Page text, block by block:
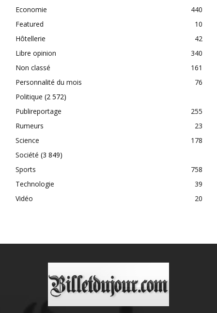
Economie
440
Featured
10
Hôtellerie
42
Libre opinion
340
Non classé
161
Personnalité du mois
76
Politique (2 572)
Publireportage
255
Rumeurs
23
Science
178
Société (3 849)
Sports
758
Technologie
39
Vidéo
20